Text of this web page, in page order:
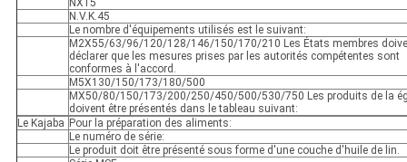
NX15
N.V.K.45
Le nombre d'équipements utilisés est le suivant:
M2X55/63/96/120/128/146/150/170/210 Les États membres
déclarer que les mesures prises par les autorités compétentes sont
conformes à l'accord.
M5X130/150/173/180/500
MX50/80/150/173/200/250/450/500/530/750 Les produits de la
doivent être présentés dans le tableau suivant:
Le Kajaba Pour la préparation des aliments:
Le numéro de série:
Le produit doit être présenté sous forme d'une couche d'huile de lin.